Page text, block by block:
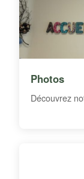
Photos
Découvrez